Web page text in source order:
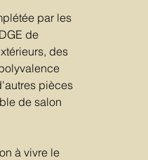
par les
de
des
pièces
de salon
à vivre le